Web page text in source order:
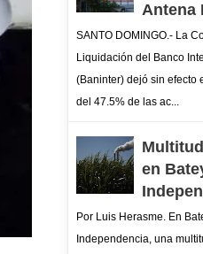
Antena
SANTO DOMINGO.- La
Liquidación del Banco
(Baninter) dejó sin efecto
del 47.5% de las ac...
en
Por Luis Herasme. En
Independencia, una